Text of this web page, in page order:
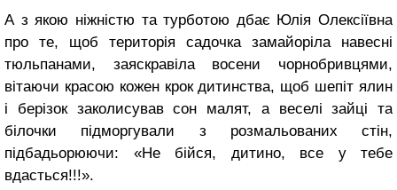
А з якою ніжністю та турботою дбає Юлія Олексіївна
про те, щоб територія садочка замайоріла навесні
тюльпанами, заяскравіла восени чорнобривцями,
вітаючи красою кожен крок дитинства, щоб шепіт ялин
і берізок заколисував сон малят, а веселі зайці та
білочки підморгували з розмальованих стін,
підбадьорюючи: «Не бійся, дитино, все у тебе
вдасться!!!».